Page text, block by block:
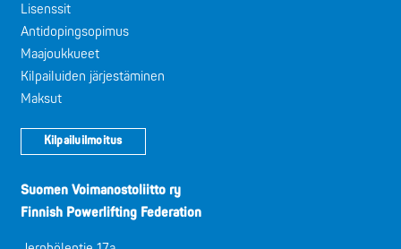
Lisenssit
Antidopingsopimus
Maajoukkueet
Kilpailuiden järjestäminen
Maksut
Kilpailuilmoitus
Suomen Voimanostoliitto ry
Finnish Powerlifting Federation